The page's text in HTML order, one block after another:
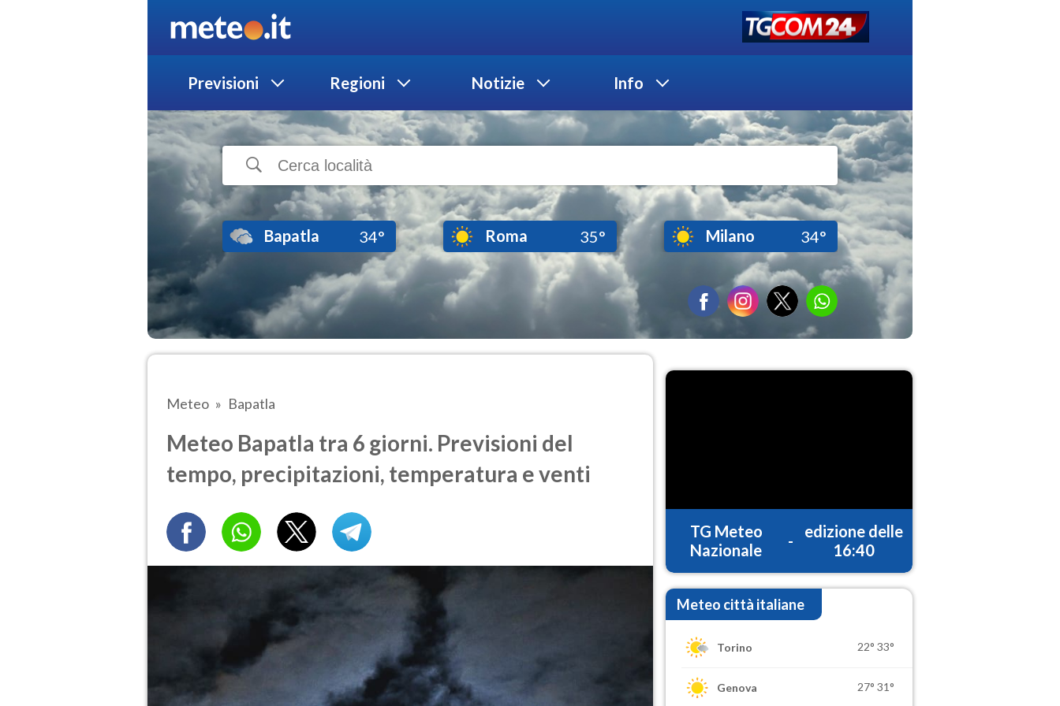
Previsioni Regioni Notizie Info
Bapatla 34° Roma 35° Milano 34°
Meteo Bapatla
Meteo Bapatla tra 6 giorni. Previsioni del
tempo, precipitazioni, temperatura e venti
TG Meteo
Nazionale
-
edizione delle
16:40
Meteo città italiane
Torino 22° 33°
Genova 27° 31°